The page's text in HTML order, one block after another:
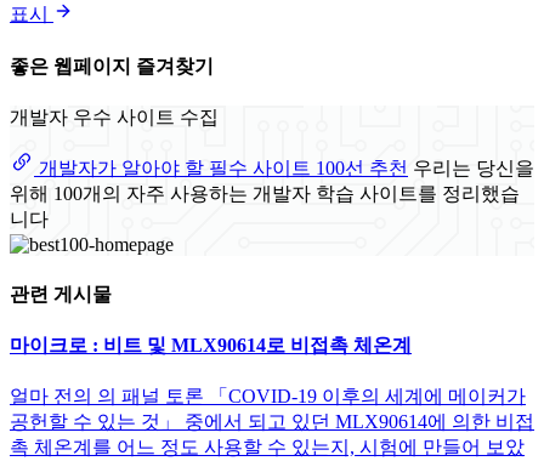
표시
좋은 웹페이지 즐겨찾기
개발자 우수 사이트 수집
개발자가 알아야 할 필수 사이트 100선 추천 우리는 당신을
위해 100개의 자주 사용하는 개발자 학습 사이트를 정리했습
니다
관련 게시물
마이크로 : 비트 및 MLX90614로 비접촉 체온계
얼마 전의 의 패널 토론 「COVID-19 이후의 세계에 메이커가
공헌할 수 있는 것」 중에서 되고 있던 MLX90614에 의한 비접
촉 체온계를 어느 정도 사용할 수 있는지, 시험에 만들어 보았